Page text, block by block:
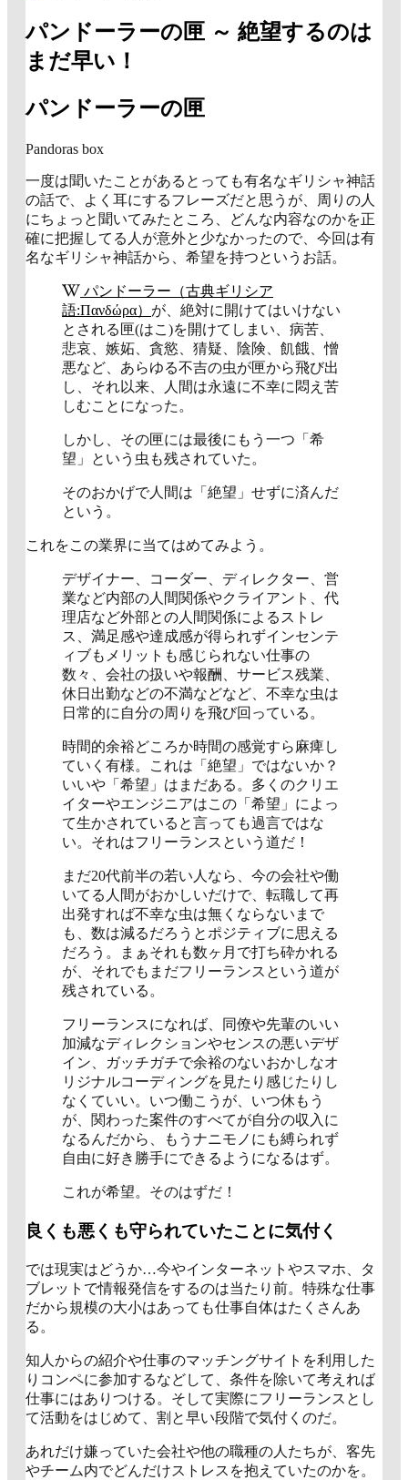
パンドーラーの匣 ～ 絶望するのは
まだ早い！
パンドーラーの匣
Pandoras box
一度は聞いたことがあるとっても有名なギリシャ神話
の話で、よく耳にするフレーズだと思うが、周りの人
にちょっと聞いてみたところ、どんな内容なのかを正
確に把握してる人が意外と少なかったので、今回は有
名なギリシャ神話から、希望を持つというお話。
パンドーラー（古典ギリシア
語:Πανδώρα） が、絶対に開けてはいけない
とされる匣(はこ)を開けてしまい、病苦、
悲哀、嫉妬、貪慾、猜疑、陰険、飢餓、憎
悪など、あらゆる不吉の虫が匣から飛び出
し、それ以来、人間は永遠に不幸に悶え苦
しむことになった。
しかし、その匣には最後にもう一つ「希
望」という虫も残されていた。
そのおかげで人間は「絶望」せずに済んだ
という。
これをこの業界に当てはめてみよう。
デザイナー、コーダー、ディレクター、営
業など内部の人間関係やクライアント、代
理店など外部との人間関係によるストレ
ス、満足感や達成感が得られずインセンテ
ィブもメリットも感じられない仕事の
数々、会社の扱いや報酬、サービス残業、
休日出勤などの不満などなど、不幸な虫は
日常的に自分の周りを飛び回っている。
時間的余裕どころか時間の感覚すら麻痺し
ていく有様。これは「絶望」ではないか？
いいや「希望」はまだある。多くのクリエ
イターやエンジニアはこの「希望」によっ
て生かされていると言っても過言ではな
い。それはフリーランスという道だ！
まだ20代前半の若い人なら、今の会社や働
いてる人間がおかしいだけで、転職して再
出発すれば不幸な虫は無くならないまで
も、数は減るだろうとポジティブに思える
だろう。まぁそれも数ヶ月で打ち砕かれる
が、それでもまだフリーランスという道が
残されている。
フリーランスになれば、同僚や先輩のいい
加減なディレクションやセンスの悪いデザ
イン、ガッチガチで余裕のないおかしなオ
リジナルコーディングを見たり感じたりし
なくていい。いつ働こうが、いつ休もう
が、関わった案件のすべてが自分の収入に
なるんだから、もうナニモノにも縛られず
自由に好き勝手にできるようになるはず。
これが希望。そのはずだ！
良くも悪くも守られていたことに気付く
では現実はどうか…今やインターネットやスマホ、タ
ブレットで情報発信をするのは当たり前。特殊な仕事
だから規模の大小はあっても仕事自体はたくさんあ
る。
知人からの紹介や仕事のマッチングサイトを利用した
りコンペに参加するなどして、条件を除いて考えれば
仕事にはありつける。そして実際にフリーランスとし
て活動をはじめて、割と早い段階で気付くのだ。
あれだけ嫌っていた会社や他の職種の人たちが、客先
やチーム内でどんだけストレスを抱えていたのかを。